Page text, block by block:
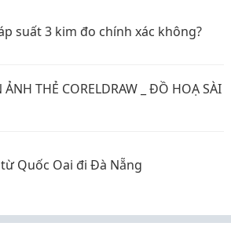
suất 3 kim đo chính xác không?
ẢNH THẺ CORELDRAW _ ĐỒ HOẠ SÀI
Quốc Oai đi Đà Nẵng